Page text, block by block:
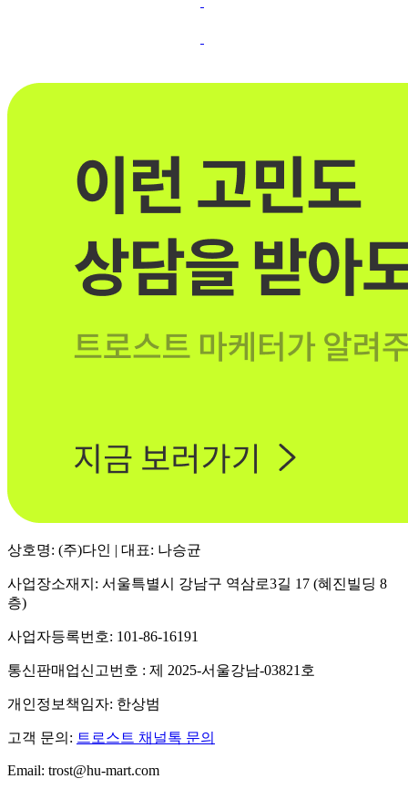
상호명: (주)다인 | 대표: 나승균
사업장소재지: 서울특별시 강남구 역삼로3길 17 (혜진빌딩 8
층)
사업자등록번호: 101-86-16191
통신판매업신고번호 : 제 2025-서울강남-03821호
개인정보책임자: 한상범
고객 문의: 트로스트 채널톡 문의
Email: trost@hu-mart.com